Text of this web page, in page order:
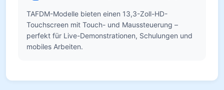
TAFDM-Modelle bieten einen 13,3-Zoll-HD-
Touchscreen mit Touch- und Maussteuerung –
perfekt für Live-Demonstrationen, Schulungen und
mobiles Arbeiten.